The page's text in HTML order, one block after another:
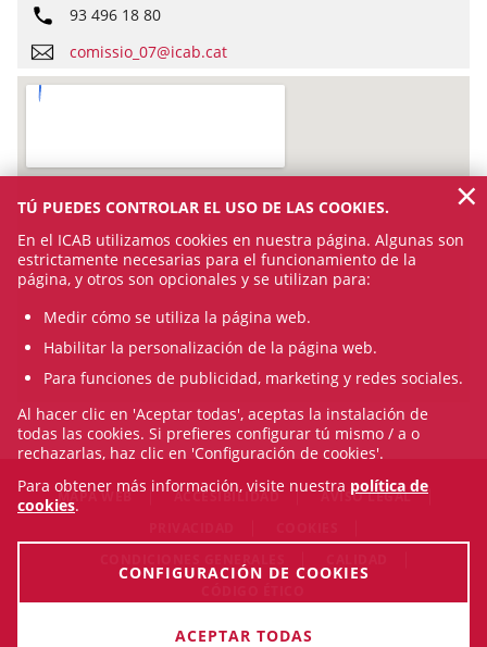
93 496 18 80
comissio_07@icab.cat
MAPA WEB ACCESIBILIDAD
AVISO LEGAL
© Fri Aug 07 18:08:30 CEST 2026 Il·lustre Col·legi de l'Advocacia
TÚ PUEDES CONTROLAR EL USO DE LAS COOKIES.
En el ICAB utilizamos cookies en nuestra página. Algunas son
estrictamente necesarias para el funcionamiento de la
página, y otros son opcionales y se utilizan para:
Medir cómo se utiliza la página web.
Habilitar la personalización de la página web.
Para funciones de publicidad, marketing y redes sociales.
Al hacer clic en 'Aceptar todas', aceptas la instalación de
todas las cookies. Si prefieres configurar tú mismo / a o
rechazarlas, haz clic en 'Configuración de cookies'.
Para obtener más información, visite nuestra política de
cookies.
CONFIGURACIÓN DE COOKIES
ACEPTAR TODAS
×